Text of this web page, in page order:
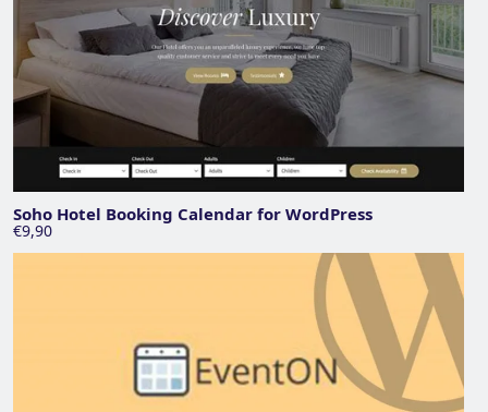
Soho Hotel Booking Calendar for WordPress
€9,90